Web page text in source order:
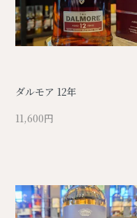
ダルモア 12年
11,600円